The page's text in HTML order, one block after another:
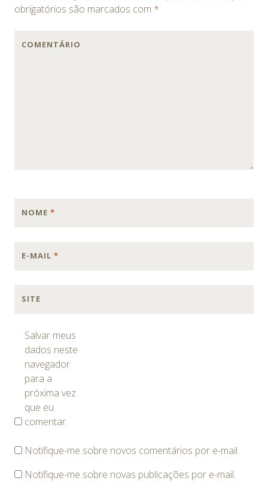
posts
obrigatórios são marcados com *
COMENTÁRIO
NOME *
E-MAIL *
SITE
Salvar meus
dados neste
navegador
para a
próxima vez
que eu
comentar.
Notifique-me sobre novos comentários por e-mail.
Notifique-me sobre novas publicações por e-mail.